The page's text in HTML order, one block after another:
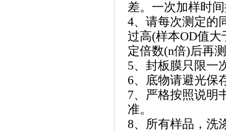
差。一次加样时
4、请每次测定的
过高(样本OD值
定倍数(n倍)后再
5、封板膜只限一
6、底物请避光保
7、严格按照说明
准。
8、所有样品，洗